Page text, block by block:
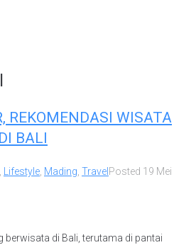
REKOMENDASI WISATA
BALI
Lifestyle Mading Travel Posted 19 Mei
di Bali, terutama di pantai